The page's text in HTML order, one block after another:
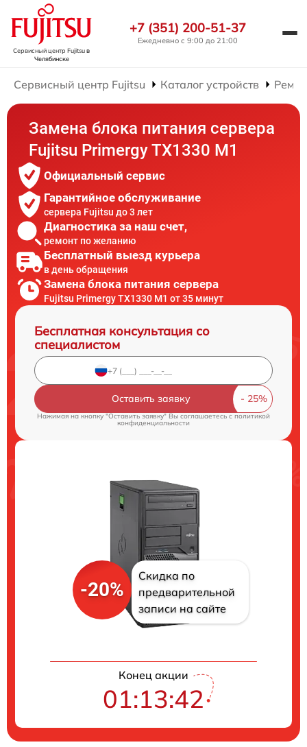
Сервисный центр Fujitsuв
Челябинске
+7 (351) 200-51-37
Ежедневно с 9:00 до 21:00
Сервисный центр Fujitsu Каталог устройств
Замена блока питания сервера
Fujitsu Primergy TX1330 M1
Официальный сервис
Гарантийное обслуживание
сервера Fujitsu до 3 лет
Диагностика за наш счет,
ремонт по желанию
Бесплатный выезд курьера
в день обращения
Замена блока питания сервера
Fujitsu Primergy TX1330 M1 от 35 минут
Бесплатная консультация со
специалистом
Оставить заявку
Нажимая на кнопку "Оставить заявку" Вы соглашаетесь cполитикой
конфиденциальности
-20%
Скидка по
предварительной
записи на сайте
Конец акции
01:13:41